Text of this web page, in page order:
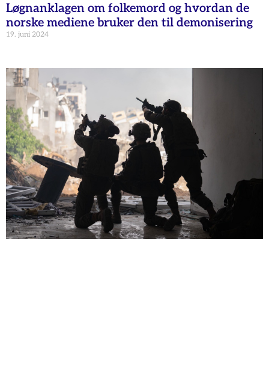
Løgnanklagen om folkemord og hvordan de
norske mediene bruker den til demonisering
19. juni 2024